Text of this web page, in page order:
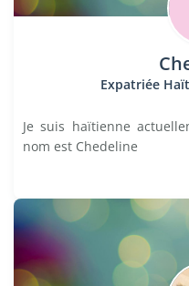
Expatriée
Je suis haïtienne
nom est Chedeline